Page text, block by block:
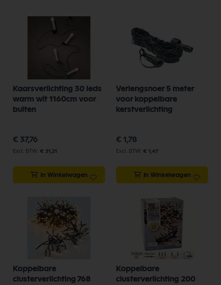
Kaarsverlichting 30 leds
warm wit 1160cm voor
buiten
€ 37,76
€ 31,21
In Winkelwagen
Verlengsnoer 5 meter
voor koppelbare
kerstverlichting
€ 1,78
€ 1,47
In Winkelwagen
Koppelbare
clusterverlichting 768
Koppelbare
clusterverlichting 200